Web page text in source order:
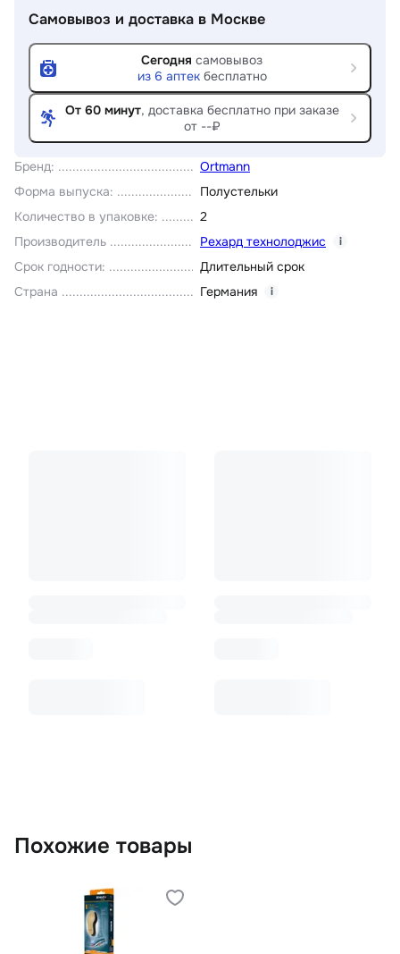
Бренд:
Ortmann
Форма выпуска:
Полустельки
Количество в упаковке:
2
Производитель
Рехард технолоджис i
Срок годности:
Длительный срок
Страна
Германия i
Самовывоз и доставка в Москве
Сегодня самовывоз
из 6 аптекбесплатно
От 60 минут, доставка бесплатно при заказе
от --₽
Похожие товары